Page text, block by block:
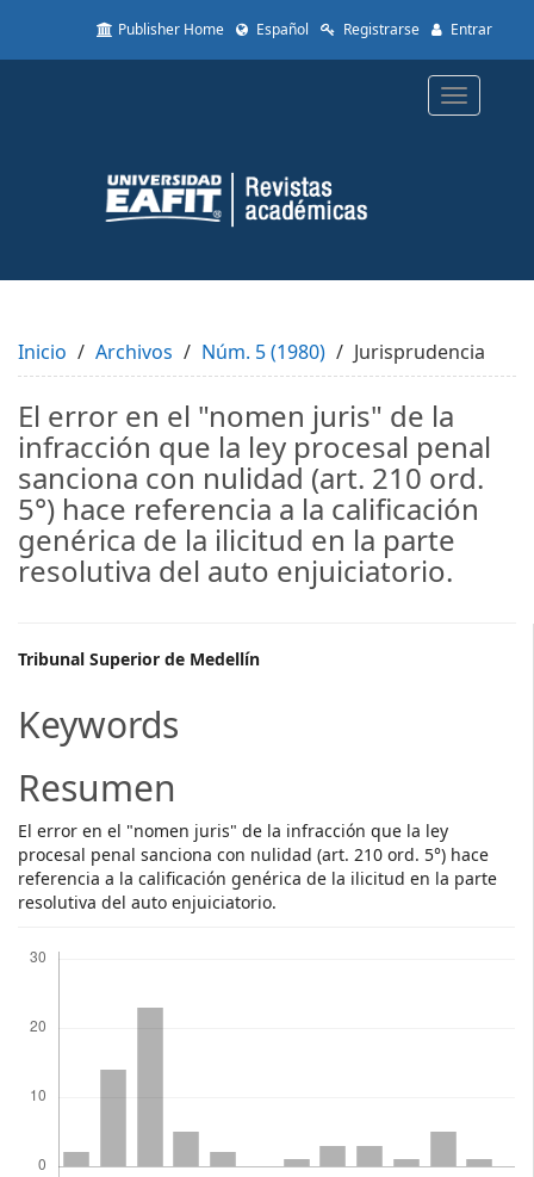
to
Content
Sidebar
Publisher Home Español Registrarse Entrar
Toggle
Inicio Archivos Núm. 5 (1980) Jurisprudencia
El error en el "nomen juris" de la
infracción que la ley procesal penal
sanciona con nulidad (art. 210 ord.
5°) hace referencia a la calificación
genérica de la ilicitud en la parte
resolutiva del auto enjuiciatorio.
Main
Article
Content
Tribunal Superior de Medellín
Keywords
Resumen
El error en el "nomen juris" de la infracción que la ley
procesal penal sanciona con nulidad (art. 210 ord. 5°) hace
referencia a la calificación genérica de la ilicitud en la parte
resolutiva del auto enjuiciatorio.